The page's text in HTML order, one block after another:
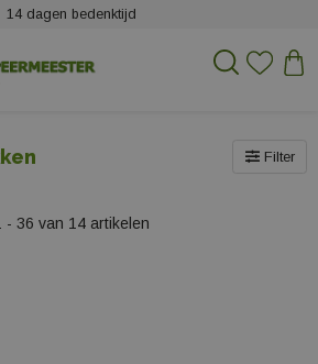
14 dagen bedenktijd
Filter
- 36 van 14 artikelen